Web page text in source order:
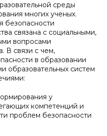
среды
многих ученых.
безопасности
связана с социальными,
вопросами
В связи с чем,
в образовании
образовательных систем
у
компетенций и
проблем безопасности